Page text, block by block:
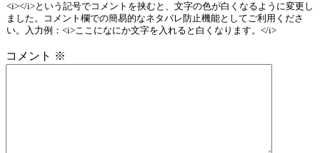
<i></i>という記号でコメントを挟むと、文字の色が白くなるように変更し
ました。コメント欄での簡易的なネタバレ防止機能としてご利用くださ
い。入力例：<i>ここになにか文字を入れると白くなります。</i>
コメント ※